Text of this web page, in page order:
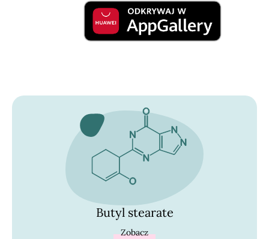
Butyl stearate
Zobacz